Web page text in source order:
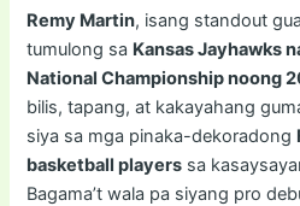
Remy Martin, isang standout
tumulong sa Kansas Jayhawks
National Championship noong
bilis, tapang, at kakayahang
siya sa mga pinaka-dekoradong
basketball players sa
Bagama’t wala pa siyang pro